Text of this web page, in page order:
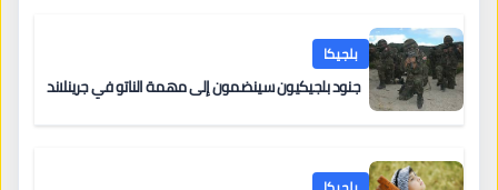
بلجيكا
جنود بلجيكيون سينضمون إلى مهمة الناتو في جرينلاند